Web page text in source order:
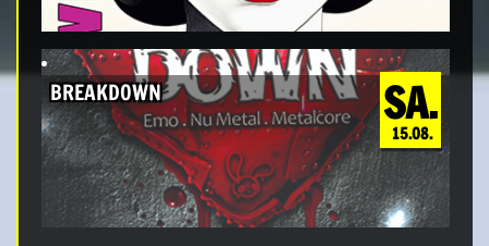
SA.
15.08.
BREAKDOWN